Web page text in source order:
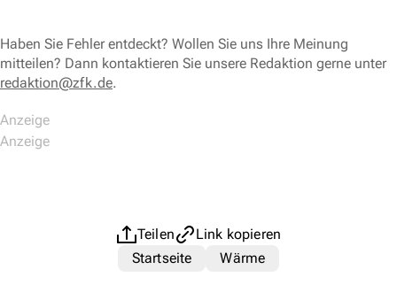
Haben Sie Fehler entdeckt? Wollen Sie uns Ihre Meinung
mitteilen? Dann kontaktieren Sie unsere Redaktion gerne unter
redaktion@zfk.de.
Teilen
Link kopieren
Startseite
Wärme